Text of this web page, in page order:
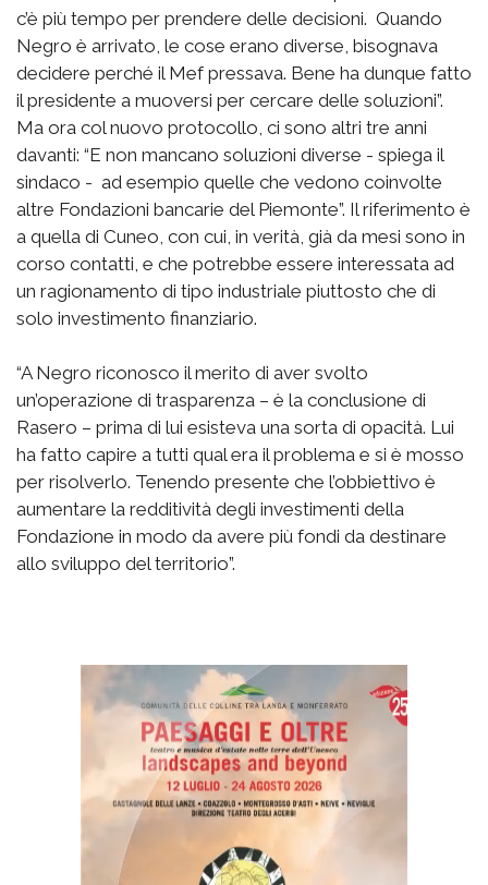
c’è più tempo per prendere delle decisioni. Quando
Negro è arrivato, le cose erano diverse, bisognava
decidere perché il Mef pressava. Bene ha dunque fatto
il presidente a muoversi per cercare delle soluzioni”.
Ma ora col nuovo protocollo, ci sono altri tre anni
davanti: “E non mancano soluzioni diverse - spiega il
sindaco - ad esempio quelle che vedono coinvolte
altre Fondazioni bancarie del Piemonte”. Il riferimento è
a quella di Cuneo, con cui, in verità, già da mesi sono in
corso contatti, e che potrebbe essere interessata ad
un ragionamento di tipo industriale piuttosto che di
solo investimento finanziario.
“A Negro riconosco il merito di aver svolto
un’operazione di trasparenza – è la conclusione di
Rasero – prima di lui esisteva una sorta di opacità. Lui
ha fatto capire a tutti qual era il problema e si è mosso
per risolverlo. Tenendo presente che l’obbiettivo è
aumentare la redditività degli investimenti della
Fondazione in modo da avere più fondi da destinare
allo sviluppo del territorio”.